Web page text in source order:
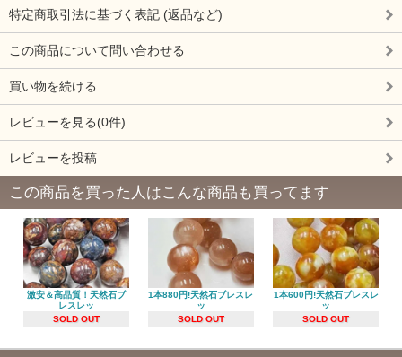
特定商取引法に基づく表記 (返品など)
この商品について問い合わせる
買い物を続ける
レビューを見る(0件)
レビューを投稿
この商品を買った人はこんな商品も買ってます
激安＆高品質！天然石ブ
レスレッ
SOLD OUT
1本880円!天然石ブレスレ
ッ
SOLD OUT
1本600円!天然石ブレスレ
ッ
SOLD OUT